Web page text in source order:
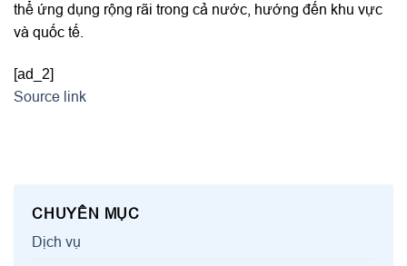
thể ứng dụng rộng rãi trong cả nước, hướng đến khu vực
và quốc tế.
[ad_2]
Source link
CHUYÊN MỤC
Dịch vụ